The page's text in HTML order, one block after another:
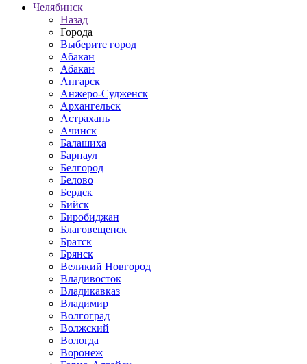
Челябинск
Назад
Города
Выберите город
Абакан
Абакан
Ангарск
Анжеро-Судженск
Архангельск
Астрахань
Ачинск
Балашиха
Барнаул
Белгород
Белово
Бердск
Бийск
Биробиджан
Благовещенск
Братск
Брянск
Великий Новгород
Владивосток
Владикавказ
Владимир
Волгоград
Волжский
Вологда
Воронеж